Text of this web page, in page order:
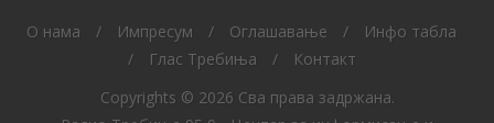
O нама / Импресум / Оглашавање /
Инфо табла
/
Глас Требиња /
Контакт
Copyrights © 2026 Сва права задржана.